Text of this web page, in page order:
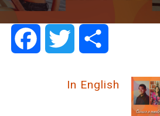
FacebookTwitter
In English